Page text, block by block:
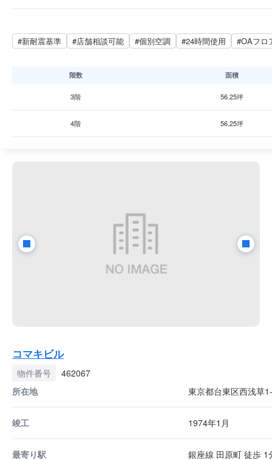
#新耐震基準 #店舗相談可能 #個別空調 #24時間使用 #OAフロ
階数 面積
3階 56.25坪
4階 56.25坪
コマキビル
物件番号
462067
所在地
東京都台東区西浅草
竣工 1974年1月
最寄り駅 銀座線 田原町 徒歩 1